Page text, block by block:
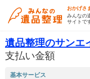
おかげさ
みんなの
サイトで
遺品整理のサンエ
支払い金額
基本サービス